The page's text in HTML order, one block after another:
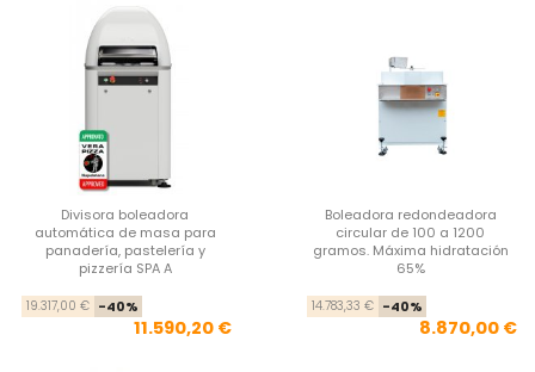
Divisora boleadora
automática de masa para
panadería, pastelería y
pizzería SPA A
Precio base
19.317,00 € -40%
11.590,20 €
Boleadora redondeadora
circular de 100 a 1200
gramos. Máxima hidratación
65%
14.783,33 € -40%
8.870,00 €